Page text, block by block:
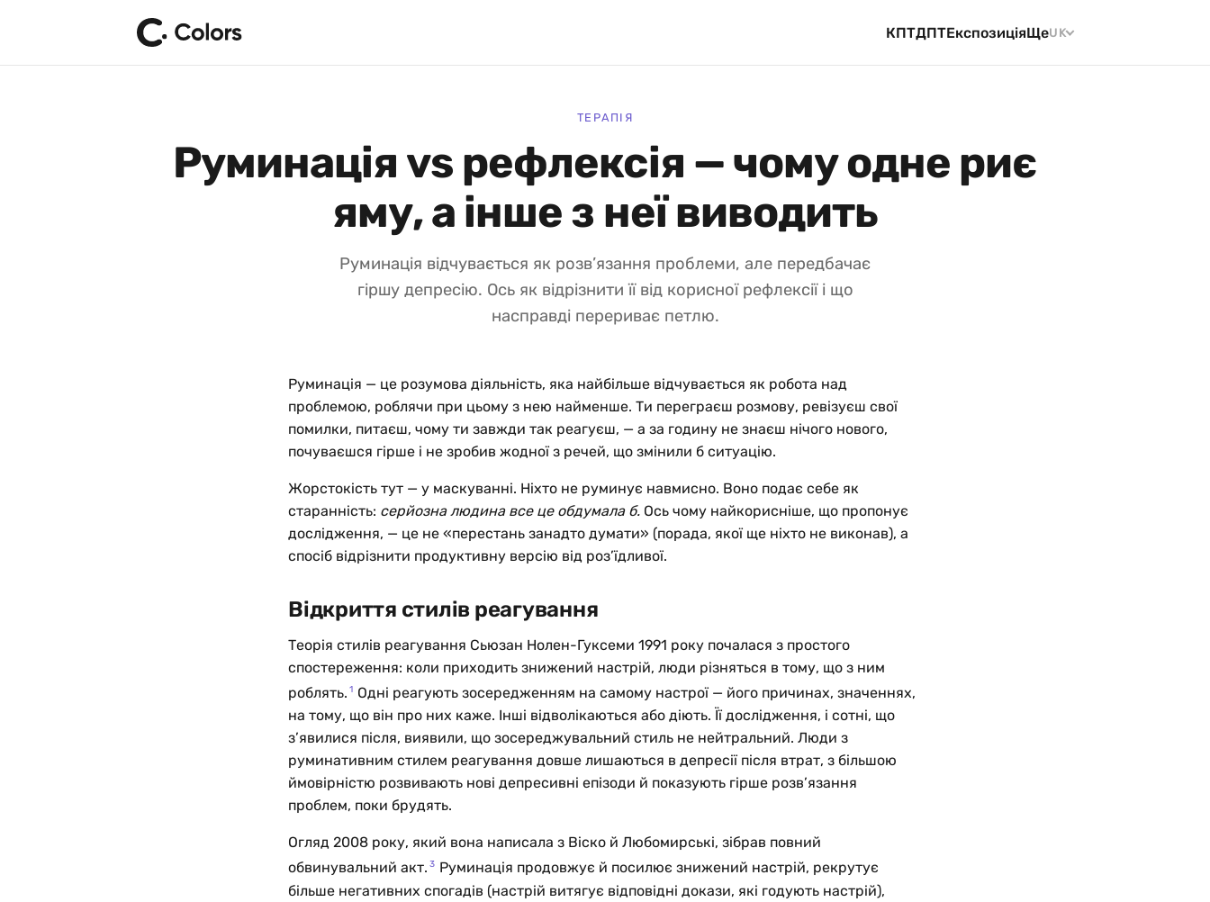
КПТДПТЕкспозиціяЩеUK
ТЕРАПІЯ
Руминація vs рефлексія — чому одне риє
яму, а інше з неї виводить
Руминація відчувається як розв’язання проблеми, але передбачає
гіршу депресію. Ось як відрізнити її від корисної рефлексії і що
насправді перериває петлю.
Руминація — це розумова діяльність, яка найбільше відчувається як робота над
проблемою, роблячи при цьому з нею найменше. Ти переграєш розмову, ревізуєш свої
помилки, питаєш, чому ти завжди так реагуєш, — а за годину не знаєш нічого нового,
почуваєшся гірше і не зробив жодної з речей, що змінили б ситуацію.
Жорстокість тут — у маскуванні. Ніхто не руминує навмисно. Воно подає себе як
старанність: серйозна людина все це обдумала б. Ось чому найкорисніше, що пропонує
дослідження, — це не «перестань занадто думати» (порада, якої ще ніхто не виконав), а
спосіб відрізнити продуктивну версію від роз’їдливої.
Відкриття стилів реагування
Теорія стилів реагування Сьюзан Нолен-Гуксеми 1991 року почалася з простого
спостереження: коли приходить знижений настрій, люди різняться в тому, що з ним
роблять. 1 Одні реагують зосередженням на самому настрої — його причинах, значеннях,
на тому, що він про них каже. Інші відволікаються або діють. Її дослідження, і сотні, що
з’явилися після, виявили, що зосереджувальний стиль не нейтральний. Люди з
руминативним стилем реагування довше лишаються в депресії після втрат, з більшою
ймовірністю розвивають нові депресивні епізоди й показують гірше розв’язання
проблем, поки брудять.
Огляд 2008 року, який вона написала з Віско й Любомирські, зібрав повний
обвинувальний акт. 3 Руминація продовжує й посилює знижений настрій, рекрутує
більше негативних спогадів (настрій витягує відповідні докази, які годують настрій),